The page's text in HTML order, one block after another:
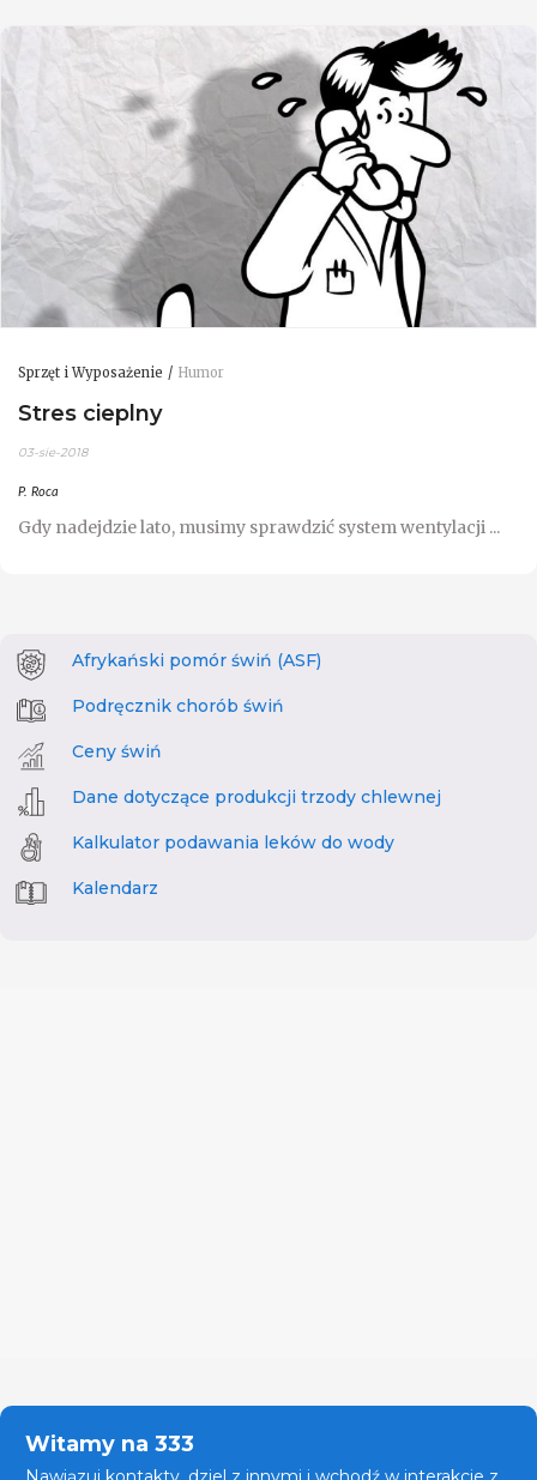
Sprzęt i Wyposażenie Humor
Stres cieplny
03-sie-2018
P. Roca
Gdy nadejdzie lato, musimy sprawdzić system wentylacji ...
Afrykański pomór świń (ASF)
Podręcznik chorób świń
Ceny świń
Dane dotyczące produkcji trzody chlewnej
Kalkulator podawania leków do wody
Kalendarz
Witamy na 333